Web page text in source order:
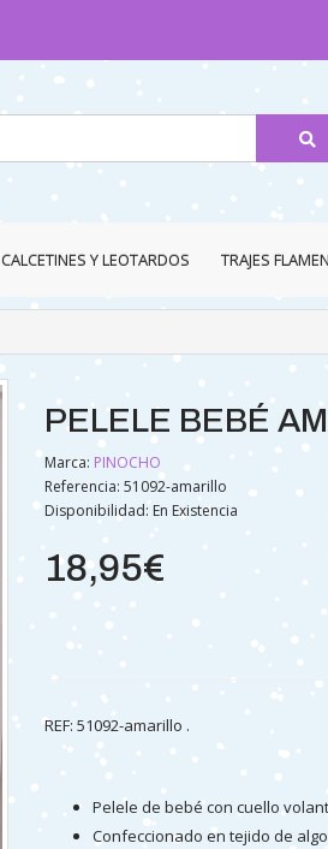
CALCETINES Y LEOTARDOS TRAJES
PELELE BEBÉ
Marca: PINOCHO
Referencia: 51092-amarillo
Disponibilidad: En Existencia
18,95€
REF: 51092-amarillo .
Pelele de bebé con cuello
Confeccionado en tejido de